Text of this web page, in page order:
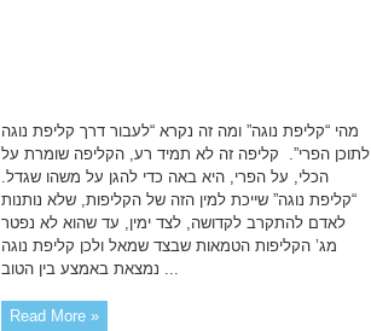
מהי “קליפת נוגה” ומה זה נקרא “לעבור דרך קליפת נוגה
לתוכן הפרי”. קליפה זה לא תמיד רע, הקליפה שומרת על
הכלי, על הפרי, היא באה כדי להגן על משהו שגדל.
“קליפת נוגה” שייכת למין הזה של הקליפות, שלא נותנות
לאדם להתקרב לקדושה, לצד ימין, עד שהוא לא נפטר
מג’ הקליפות הטמאות שבצד שמאל ולכן קליפת נוגה
נמצאת באמצע בין הטוב ...
Read More »